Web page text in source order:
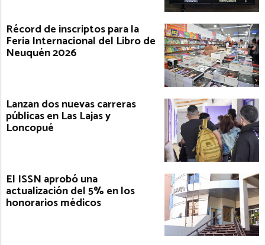
Récord de inscriptos para la
Feria Internacional del Libro de
Neuquén 2026
Lanzan dos nuevas carreras
públicas en Las Lajas y
Loncopué
El ISSN aprobó una
actualización del 5% en los
honorarios médicos